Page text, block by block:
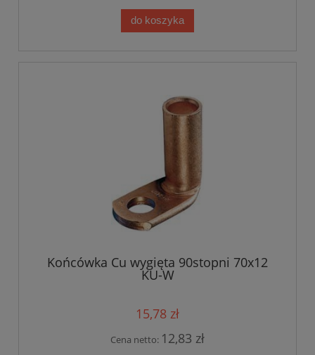
do koszyka
Końcówka Cu wygięta 90stopni 70x12
KU-W
15,78 zł
Cena netto: 12,83 zł